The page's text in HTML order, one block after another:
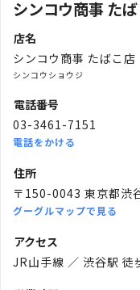
シンコウ商事 た
店名
シンコウ商事 たばこ店
シンコウショウジ
電話番号
03-3461-7151
電話をかける
住所
〒150-0043 東京都渋
グーグルマップで見る
アクセス
JR山手線 ／ 渋谷駅 徒